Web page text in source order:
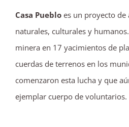
Casa Pueblo es un proyecto
naturales, culturales y
minera en 17 yacimientos de
cuerdas de terrenos en los
comenzaron esta lucha y que
ejemplar cuerpo de voluntarios.